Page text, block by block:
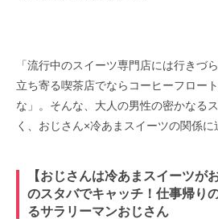
「流行中のスイーツ専門店には行きづ
立ち寄る喫茶店でならコーヒーフロー
な」。そんな、大人の男性の密かなる
く、おじさん×冷あまスイーツの関係に
【おじさんは冷あまスイーツが
のスタバでキャッチ！仕事帰り
るサラリーマンおじさん